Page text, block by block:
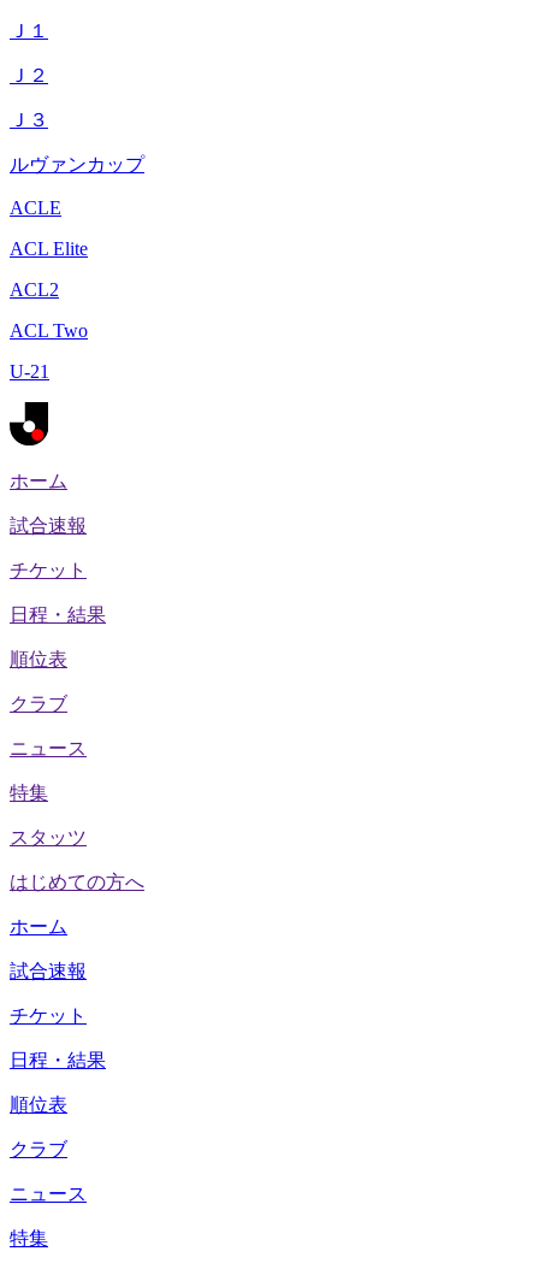
Ｊ１
Ｊ２
Ｊ３
ルヴァンカップ
ACLE
ACL Elite
ACL2
ACL Two
U-21
ホーム
試合速報
チケット
日程・結果
順位表
クラブ
ニュース
特集
スタッツ
はじめての方へ
ホーム
試合速報
チケット
日程・結果
順位表
クラブ
ニュース
特集